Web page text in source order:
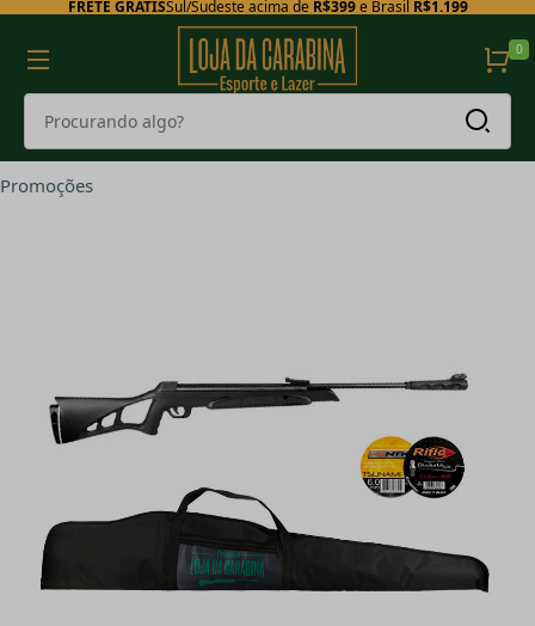
FRETE GRÁTISSul/Sudeste acima de R$399e Brasil R$1.199
0
Promoções